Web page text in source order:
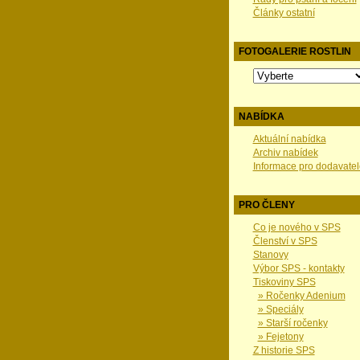
Články ostatní
FOTOGALERIE ROSTLIN
NABÍDKA
Aktuální nabídka
Archiv nabídek
Informace pro
PRO ČLENY
Co je nového v SPS
Členství v SPS
Stanovy
Výbor SPS - kontakty
Tiskoviny SPS
» Ročenky Adenium
» Speciály
» Starší ročenky
» Fejetony
Z historie SPS